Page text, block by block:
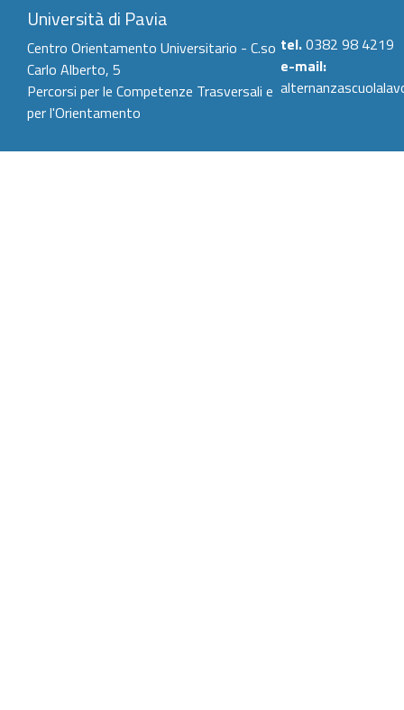
Università di Pavia
Centro Orientamento Universitario - C.so
Carlo Alberto, 5
Percorsi per le Competenze Trasversali e
per l'Orientamento
tel.0382 98 4219
e-mail: